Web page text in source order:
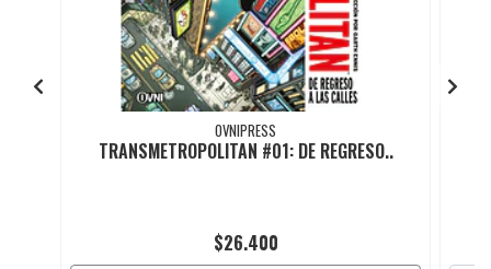
OVNIPRESS
TRANSMETROPOLITAN #01: DE REGRESO..
$26.400